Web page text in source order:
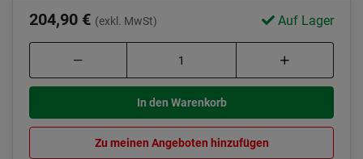
204,90 € (exkl. MwSt) Auf Lager
In den Warenkorb
Zu meinen Angeboten hinzufügen